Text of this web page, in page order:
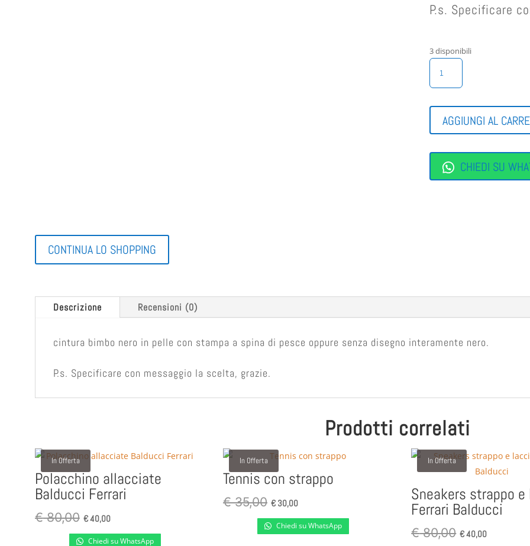
P.s. Specificare
3 disponibili
CINTURA
BIMBO
NERO
AGGIUNGI AL
CHIEDI SU
CONTINUA LO SHOPPING
Descrizione Recensioni (0)
cintura bimbo nero in pelle con stampa a spina di pesce oppure senza disegno interamente nero.
P.s. Specificare con messaggio la scelta, grazie.
Prodotti correlati
In Offerta
Polacchino allacciate
Balducci Ferrari
€80,00 Il
prezzo
€40,00Il
prezzo
Chiedi su WhatsApp
In Offerta
Tennis con strappo
€35,00 Il
prezzo
originale
€ 30,00Il
prezzo
attuale
Chiedi su WhatsApp
In Offerta
Sneakers strappo
Ferrari Balducci
€80,00 Il
€40,00Il